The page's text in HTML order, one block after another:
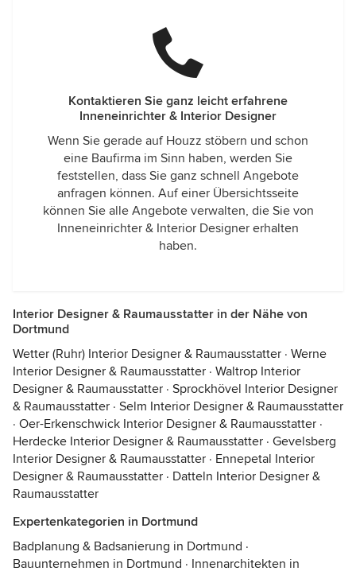
Kontaktieren Sie ganz leicht erfahrene
Inneneinrichter & Interior Designer
Wenn Sie gerade auf Houzz stöbern und schon
eine Baufirma im Sinn haben, werden Sie
feststellen, dass Sie ganz schnell Angebote
anfragen können. Auf einer Übersichtsseite
können Sie alle Angebote verwalten, die Sie von
Inneneinrichter & Interior Designer erhalten
haben.
Interior Designer & Raumausstatter in der Nähe von
Dortmund
Wetter (Ruhr) Interior Designer & Raumausstatter · Werne
Interior Designer & Raumausstatter · Waltrop Interior
Designer & Raumausstatter · Sprockhövel Interior Designer
& Raumausstatter · Selm Interior Designer & Raumausstatter
· Oer-Erkenschwick Interior Designer & Raumausstatter ·
Herdecke Interior Designer & Raumausstatter · Gevelsberg
Interior Designer & Raumausstatter · Ennepetal Interior
Designer & Raumausstatter · Datteln Interior Designer &
Raumausstatter
Expertenkategorien in Dortmund
Badplanung & Badsanierung in Dortmund ·
Bauunternehmen in Dortmund · Innenarchitekten in